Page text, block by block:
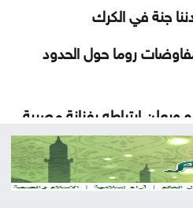
جنة في الكرك
روما حول الحدود
ارتباطه بفنانة مصرية
غير محدودة لمستخدمي